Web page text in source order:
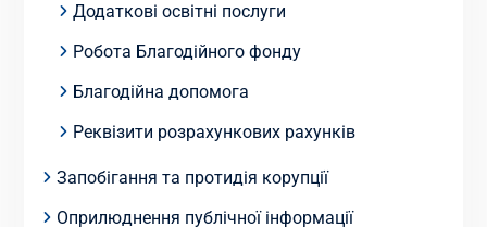
Додаткові освітні послуги
Робота Благодійного фонду
Благодійна допомога
Реквізити розрахункових рахунків
Запобігання та протидія корупції
Оприлюднення публічної інформації